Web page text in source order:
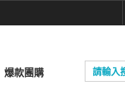
爆款團購